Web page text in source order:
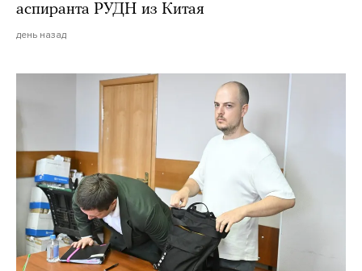
аспиранта РУДН из Китая
день назад